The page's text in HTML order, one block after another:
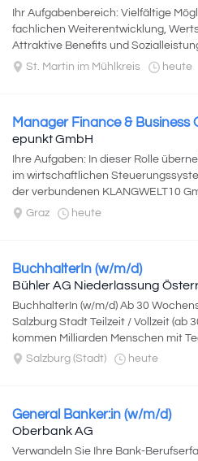
Ihr Aufgabenbereich: Vielfältige
fachlichen Weiterentwicklung,
Attraktive Benefits und
garantieren wir ein attraktives...
St. Martin im Mühlkreis heute
Manager Finance & Business
epunkt GmbH
Ihre Aufgaben: In dieser Rolle
im wirtschaftlichen
der verbundenen KLANGWELT10
Transparenz, Effizienz...
Graz heute
BuchhalterIn (w/m/d)
Bühler AG Niederlassung
BuchhalterIn (w/m/d) Ab 30
Salzburg Stadt Teilzeit / Vollzeit (ab
kommen Milliarden Menschen mit
Salzburg (Stadt)
heute
General Banker:in (w/m/d)
Oberbank AG
Verwandeln Sie Ihre Bank-